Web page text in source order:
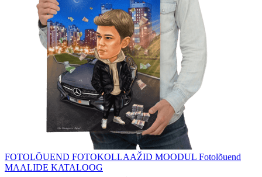
FOTOLÕUEND FOTOKOLLAAŽID MOODUL Fotolõuend
MAALIDE KATALOOG